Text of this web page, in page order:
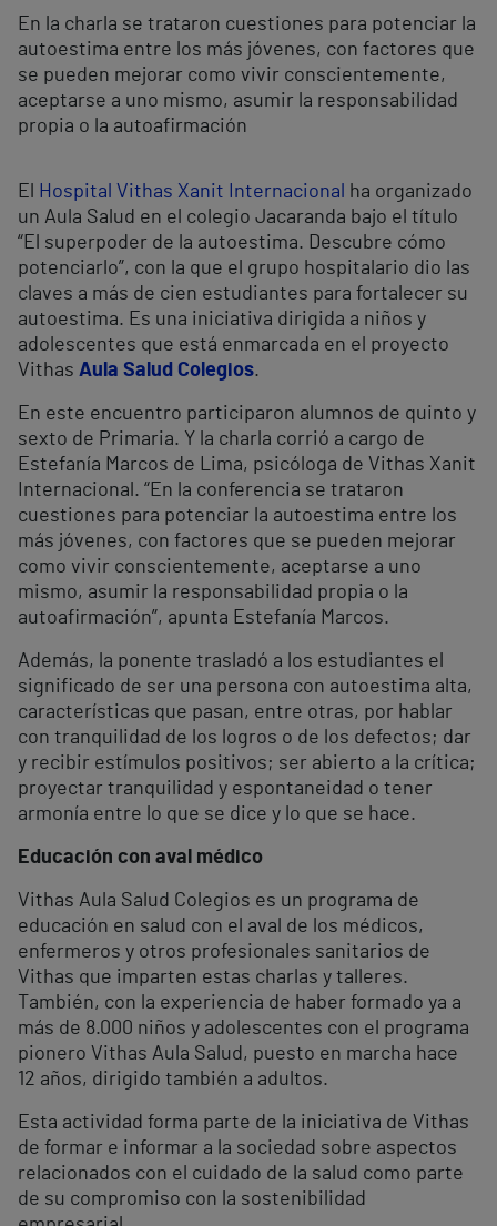
En la charla se trataron cuestiones para potenciar la
autoestima entre los más jóvenes, con factores que
se pueden mejorar como vivir conscientemente,
aceptarse a uno mismo, asumir la responsabilidad
propia o la autoafirmación
El Hospital Vithas Xanit Internacional
ha organizado
un Aula Salud en el colegio Jacaranda bajo el título
“El superpoder de la autoestima. Descubre cómo
potenciarlo”, con la que el grupo hospitalario dio las
claves a más de cien estudiantes para fortalecer su
autoestima. Es una iniciativa dirigida a niños y
adolescentes que está enmarcada en el proyecto
Vithas Aula Salud Colegios.
En este encuentro participaron alumnos de quinto y
sexto de Primaria. Y la charla corrió a cargo de
Estefanía Marcos de Lima, psicóloga de Vithas Xanit
Internacional. “En la conferencia se trataron
cuestiones para potenciar la autoestima entre los
más jóvenes, con factores que se pueden mejorar
como vivir conscientemente, aceptarse a uno
mismo, asumir la responsabilidad propia o la
autoafirmación”, apunta Estefanía Marcos.
Además, la ponente trasladó a los estudiantes el
significado de ser una persona con autoestima alta,
características que pasan, entre otras, por hablar
con tranquilidad de los logros o de los defectos; dar
y recibir estímulos positivos; ser abierto a la crítica;
proyectar tranquilidad y espontaneidad o tener
armonía entre lo que se dice y lo que se hace.
Educación con aval médico
Vithas Aula Salud Colegios es un programa de
educación en salud con el aval de los médicos,
enfermeros y otros profesionales sanitarios de
Vithas que imparten estas charlas y talleres.
También, con la experiencia de haber formado ya a
más de 8.000 niños y adolescentes con el programa
pionero Vithas Aula Salud, puesto en marcha hace
12 años, dirigido también a adultos.
Esta actividad forma parte de la iniciativa de Vithas
de formar e informar a la sociedad sobre aspectos
relacionados con el cuidado de la salud como parte
de su compromiso con la sostenibilidad